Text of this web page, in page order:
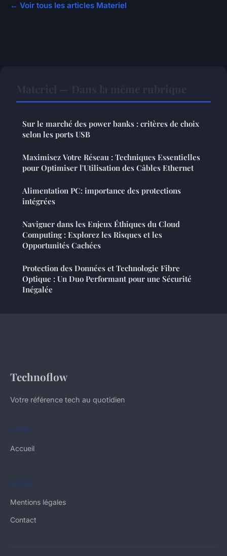
← Voir tous les articles Materiel
Sur le marché des power banks : critères de choix
selon les ports USB
Maximisez Votre Réseau : Techniques Essentielles
pour Optimiser l'Utilisation des Câbles Ethernet
Alimentation PC: importance des protections
intégrées
Naviguer dans les Enjeux Éthiques du Cloud
Computing : Explorez les Risques et les
Opportunités Cachées
Protection des Données et Technologie Fibre
Optique : Un Duo Performant pour une Sécurité
Inégalée
Technoflow
Votre référence tech au quotidien
LIENS
Accueil
LÉGAL
Mentions légales
Contact